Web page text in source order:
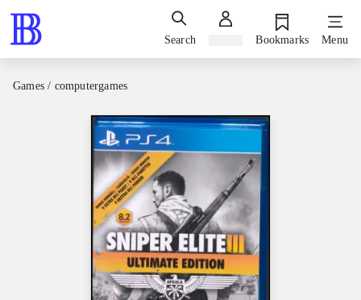
Search Bookmarks Menu
Games / computergames